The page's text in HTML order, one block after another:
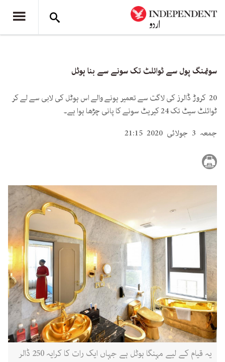
سوئمنگ پول سے ٹوائلٹ تک سونے سے بنا ہوٹل
20 کروڑ ڈالرز کی لاگت سے تعمیر ہونے والے اس ہوٹل کی لابی سے لے کر
ٹوائلٹ سیٹ تک 24 کیریٹ سونے کا پانی چڑھا ہوا ہے۔
جمعہ 3 جولائی 2020 21:15
یہ قیام کے لیے مہنگا ہوٹل ہے جہاں ایک رات کا کرایہ 250 ڈالر